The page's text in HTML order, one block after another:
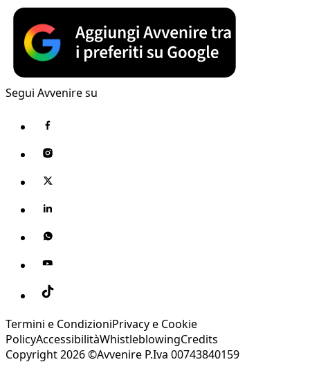
Segui Avvenire su
Termini e CondizioniPrivacy e Cookie
PolicyAccessibilitàWhistleblowingCredits
Copyright 2026 ©Avvenire P.Iva 00743840159